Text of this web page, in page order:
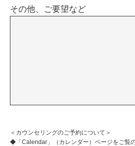
その他、ご要望など
＜カウンセリングのご予約について＞
◆「Calendar」（カレンダー）ページをご覧